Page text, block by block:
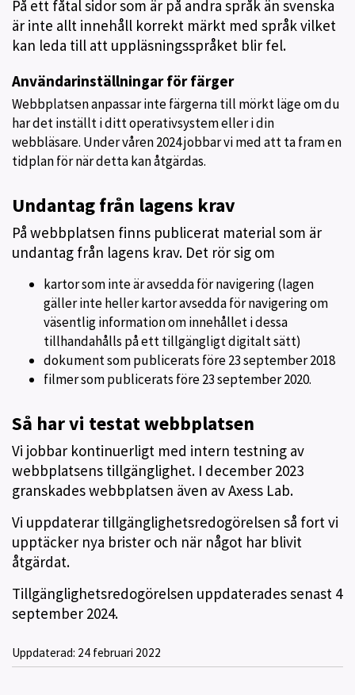
På ett fåtal sidor som är på andra språk än svenska
är inte allt innehåll korrekt märkt med språk vilket
kan leda till att uppläsningsspråket blir fel.
Användarinställningar för färger
Webbplatsen anpassar inte färgerna till mörkt läge om du
har det inställt i ditt operativsystem eller i din
webbläsare. Under våren 2024 jobbar vi med att ta fram en
tidplan för när detta kan åtgärdas.
Undantag från lagens krav
På webbplatsen finns publicerat material som är
undantag från lagens krav. Det rör sig om
kartor som inte är avsedda för navigering (lagen
gäller inte heller kartor avsedda för navigering om
väsentlig information om innehållet i dessa
tillhandahålls på ett tillgängligt digitalt sätt)
dokument som publicerats före 23 september 2018
filmer som publicerats före 23 september 2020.
Så har vi testat webbplatsen
Vi jobbar kontinuerligt med intern testning av
webbplatsens tillgänglighet. I december 2023
granskades webbplatsen även av Axess Lab.
Vi uppdaterar tillgänglighetsredogörelsen så fort vi
upptäcker nya brister och när något har blivit
åtgärdat.
Tillgänglighetsredogörelsen uppdaterades senast 4
september 2024.
Uppdaterad: 24 februari 2022